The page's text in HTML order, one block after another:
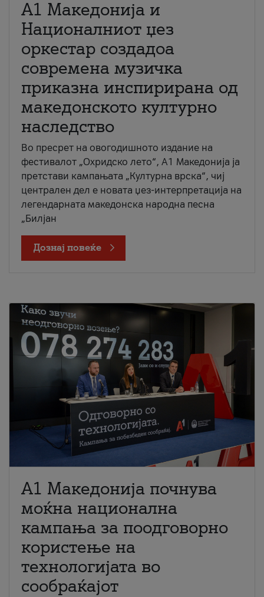
А1 Македонија и
Националниот џез
оркестар создадоа
современа музичка
приказна инспирирана од
македонското културно
наследство
Во пресрет на овогодишното издание на
фестивалот „Охридско лето“, А1 Македонија ја
претстави кампањата „Културна врска“, чиј
централен дел е новата џез-интерпретација на
легендарната македонска народна песна
„Билјан
Дознај повеќе
A1 Македонија почнува
моќна национална
кампања за поодговорно
користење на
технологијата во
сообраќајот